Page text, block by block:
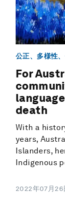
公正、多様性
For
death
With a
years,
Islanders,
Indigenous
2022年07月26